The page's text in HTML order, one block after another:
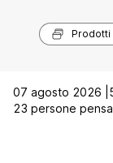
Prodotti
07 agosto 2026 |
23 persone